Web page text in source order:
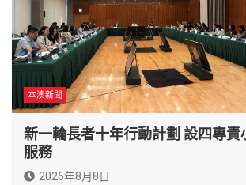
本澳新聞
新一輪長者十年行動計劃 設四專責
服務
2026年8月8日